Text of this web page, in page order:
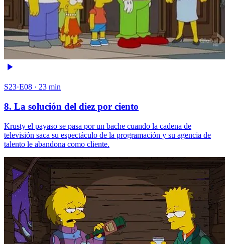
S23·E08 · 23 min
8. La solución del diez por ciento
Krusty el payaso se pasa por un bache cuando la cadena de
televisión saca su espectáculo de la programación y su agencia de
talento le abandona como cliente.